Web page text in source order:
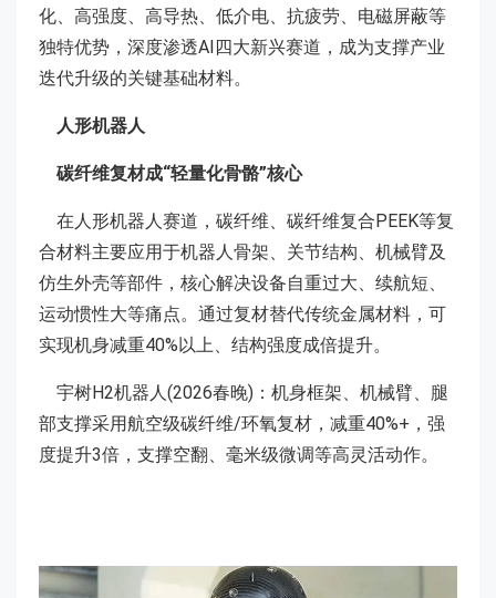
化、高强度、高导热、低介电、抗疲劳、电磁屏蔽等
独特优势，深度渗透AI四大新兴赛道，成为支撑产业
迭代升级的关键基础材料。
人形机器人
碳纤维复材成“轻量化骨骼”核心
在人形机器人赛道，碳纤维、碳纤维复合PEEK等复
合材料主要应用于机器人骨架、关节结构、机械臂及
仿生外壳等部件，核心解决设备自重过大、续航短、
运动惯性大等痛点。通过复材替代传统金属材料，可
实现机身减重40%以上、结构强度成倍提升。
宇树H2机器人(2026春晚)：机身框架、机械臂、腿
部支撑采用航空级碳纤维/环氧复材，减重40%+，强
度提升3倍，支撑空翻、毫米级微调等高灵活动作。